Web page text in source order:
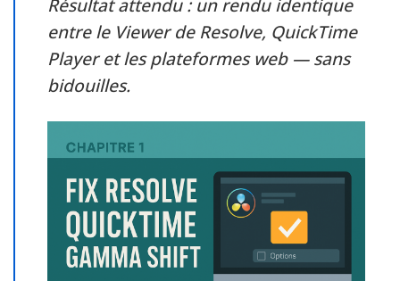
Résultat attendu : un rendu identique
entre le Viewer de Resolve, QuickTime
Player et les plateformes web — sans
bidouilles.